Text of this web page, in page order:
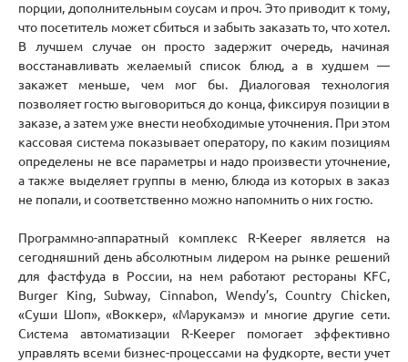
порции, дополнительным соусам и проч. Это приводит к тому,
что посетитель может сбиться и забыть заказать то, что хотел.
В лучшем случае он просто задержит очередь, начиная
восстанавливать желаемый список блюд, а в худшем —
закажет меньше, чем мог бы. Диалоговая технология
позволяет гостю выговориться до конца, фиксируя позиции в
заказе, а затем уже внести необходимые уточнения. При этом
кассовая система показывает оператору, по каким позициям
определены не все параметры и надо произвести уточнение,
а также выделяет группы в меню, блюда из которых в заказ
не попали, и соответственно можно напомнить о них гостю.
Программно-аппаратный комплекс R-Keeper является на
сегодняшний день абсолютным лидером на рынке решений
для фастфуда в России, на нем работают рестораны KFC,
Burger King, Subway, Cinnabon, Wendy’s, Country Chicken,
«Суши Шоп», «Воккер», «Марукамэ» и многие другие сети.
Система автоматизации R-Keeper помогает эффективно
управлять всеми бизнес-процессами на фудкорте, вести учет